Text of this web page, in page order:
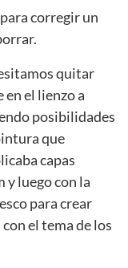
corregir un
quitar
el lienzo a
posibilidades
que
capas
y luego con la
para crear
el tema de los